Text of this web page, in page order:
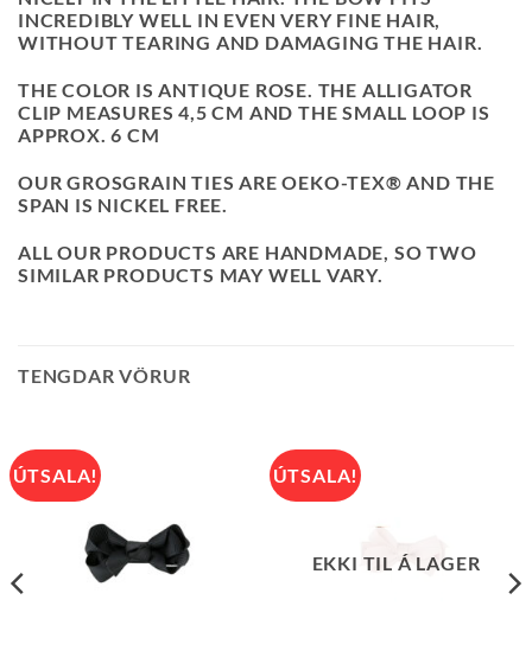
INCREDIBLY WELL IN EVEN VERY FINE HAIR,
WITHOUT TEARING AND DAMAGING THE HAIR.
THE COLOR IS ANTIQUE ROSE. THE ALLIGATOR
CLIP MEASURES 4,5 CM AND THE SMALL LOOP IS
APPROX. 6 CM
OUR GROSGRAIN TIES AREOEKO-TEX® AND THE
SPAN IS NICKEL FREE
ALL OUR PRODUCTS ARE HANDMADE, SO TWO
SIMILAR PRODUCTS MAY WELL VARY.
TENGDAR VÖRUR
ÚTSALA! ÚTSALA!
EKKI TIL Á LAGER